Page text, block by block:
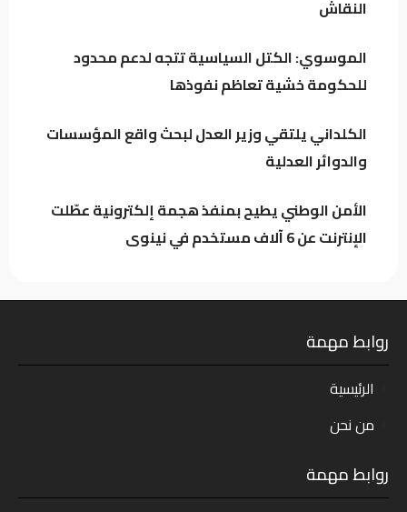
المؤسسات والدوائر العدلية
النقاش
الموسوي: الكتل السياسية تتجه لدعم محدود
للحكومة خشية تعاظم نفوذها
الكلداني يلتقي وزير العدل لبحث واقع المؤسسات
والدوائر العدلية
الأمن الوطني يطيح بمنفذ هجمة إلكترونية عطّلت
الإنترنت عن 6 آلاف مستخدم في نينوى
روابط مهمة
الرئيسية
من نحن
روابط مهمة